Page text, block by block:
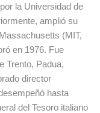
la Universidad de
amplió su
(MIT,
en 1976. Fue
Trento, Padua,
director
hasta
del Tesoro italiano